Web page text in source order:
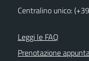
Centralino unico:
Leggi le FAQ
Prenotazione